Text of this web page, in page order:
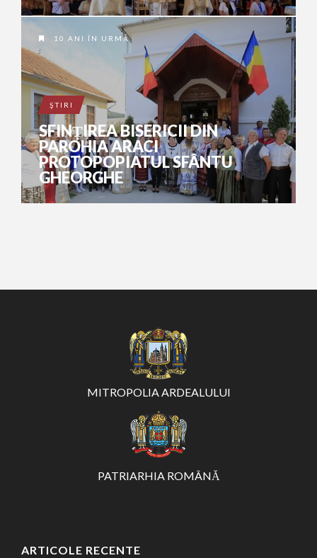
10 ANI ÎN URMĂ
ŞTIRI
SFINȚIREA BISERICII DIN
PAROHIA ARACI
PROTOPOPIATUL SFÂNTU
GHEORGHE
MITROPOLIA ARDEALULUI
PATRIARHIA ROMÂNĂ
ARTICOLE RECENTE